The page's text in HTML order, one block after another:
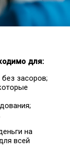
для:
засоров;
на
всей